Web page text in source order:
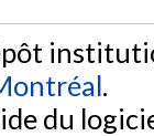
.
du